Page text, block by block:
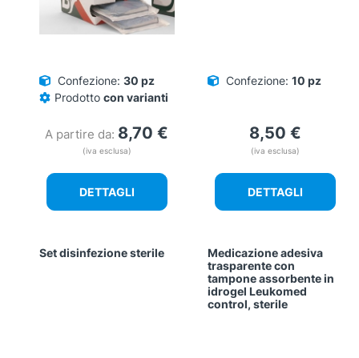
Confezione: 30 pz
Prodotto con varianti
A partire da: 8,70 €
(iva esclusa)
DETTAGLI
Confezione: 10 pz
8,50 €
(iva esclusa)
DETTAGLI
Set disinfezione sterile
Medicazione adesiva
trasparente con
tampone assorbente in
idrogel Leukomed
control, sterile